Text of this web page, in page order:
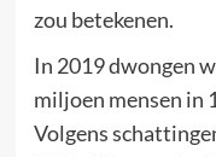
zou betekenen.
In 2019 dwongen
miljoen mensen in
Volgens